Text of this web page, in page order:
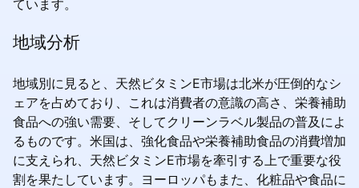
ています。
地域分析
地域別に見ると、天然ビタミンE市場は北米が圧倒的なシ
ェアを占めており、これは消費者の意識の高さ、栄養補助
食品への強い需要、そしてクリーンラベル製品の普及によ
るものです。米国は、強化食品や栄養補助食品の消費増加
に支えられ、天然ビタミンE市場を牽引する上で重要な役
割を果たしています。ヨーロッパもまた、化粧品や食品に